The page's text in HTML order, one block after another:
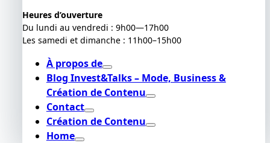
Heures d’ouverture
Du lundi au vendredi : 9h00—17h00
Les samedi et dimanche : 11h00–15h00
À propos de
Blog Invest&Talks – Mode, Business &
Création de Contenu
Contact
Création de Contenu
Home